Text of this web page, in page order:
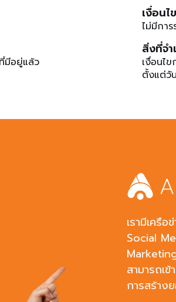
เงื่อน
ไม่มีกา
มีอยู่แล้ว
สิ่งที่จำ
เงื่อนไ
ตั้งแต่วั
เรามีเครื
Social
สามารถเ
การสร้าง